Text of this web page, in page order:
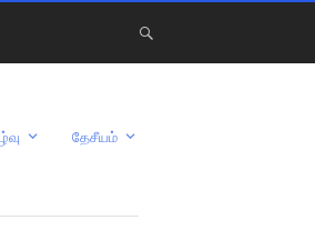
தேசீயம்